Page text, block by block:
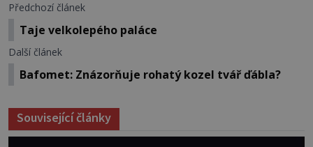
Předchozí článek
Taje velkolepého paláce
Další článek
Bafomet: Znázorňuje rohatý kozel tvář ďábla?
Související články